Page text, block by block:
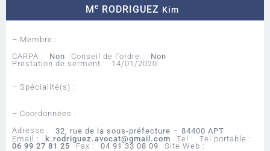
Me RODRIGUEZ Kim
– Membre :
CARPA :
Non Conseil de l'ordre :
Non
Prestation de serment :
14/01/2020
– Spécialité(s) :
– Coordonnées :
Adresse :
32, rue de la sous-préfecture – 84400 APT
Email :
k.rodriguez.avocat@gmail.com Tel :
Tel portable :
06 99 27 81 25
Fax : 04 91 33 08 09 Site Web :